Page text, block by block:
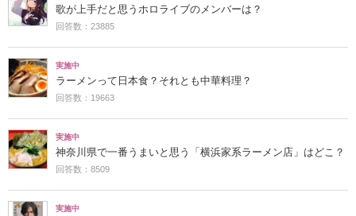
歌が上手だと思うホロライブのメンバーは？
回答数：23885
実施中
ラーメンって日本食？それとも中華料理？
回答数：19663
実施中
神奈川県で一番うまいと思う「横浜家系ラーメン店」はどこ？
回答数：8509
実施中